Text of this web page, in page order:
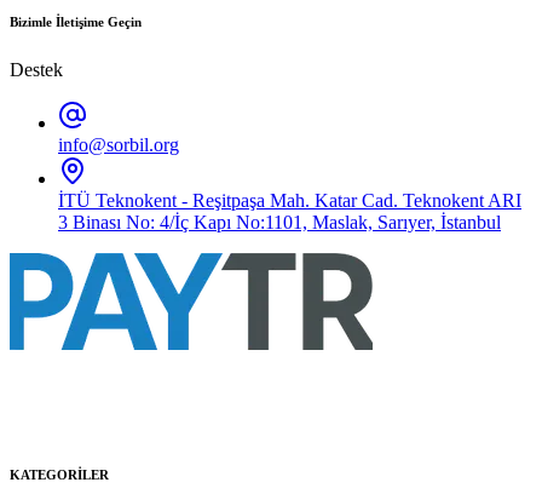
Bizimle İletişime Geçin
Destek
info@sorbil.org
İTÜ Teknokent - Reşitpaşa Mah. Katar Cad. Teknokent ARI
3 Binası No: 4/İç Kapı No:1101, Maslak, Sarıyer, İstanbul
KATEGORİLER